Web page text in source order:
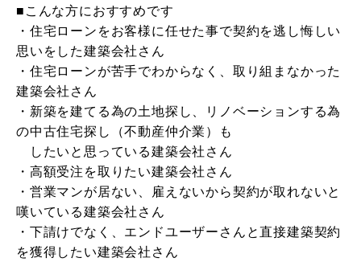
■こんな方におすすめです
・住宅ローンをお客様に任せた事で契約を逃し悔しい
思いをした建築会社さん
・住宅ローンが苦手でわからなく、取り組まなかった
建築会社さん
・新築を建てる為の土地探し、リノベーションする為
の中古住宅探し（不動産仲介業）も
したいと思っている建築会社さん
・高額受注を取りたい建築会社さん
・営業マンが居ない、雇えないから契約が取れないと
嘆いている建築会社さん
・下請けでなく、エンドユーザーさんと直接建築契約
を獲得したい建築会社さん